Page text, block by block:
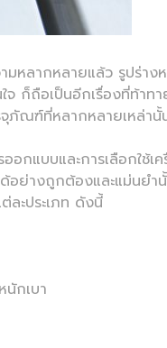
มหลากหลายแล้ว รูปร่า
ก็ถือเป็นอีกเรื่องที่ท้าท
ภัณฑ์ที่หลากหลายเหล่านั้
กแบบและการเลือกใช้เ
ย่างถูกต้องและแม่นยำ
ะประเภท ดังนี้
นักเบา